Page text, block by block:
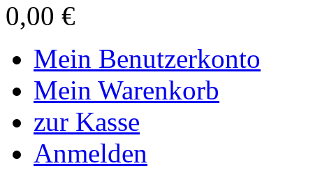
0,00 €
Mein Benutzerkonto
Mein Warenkorb
zur Kasse
Anmelden